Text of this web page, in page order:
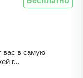
вас в самую
г...